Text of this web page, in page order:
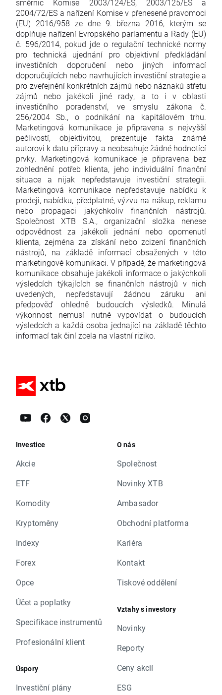
směrnic Komise 2003/124/ES, 2003/125/ES a
2004/72/ES a nařízení Komise v přenesené pravomoci
(EU) 2016/958 ze dne 9. března 2016, kterým se
doplňuje nařízení Evropského parlamentu a Rady (EU)
č. 596/2014, pokud jde o regulační technické normy
pro technická ujednání pro objektivní předkládání
investičních doporučení nebo jiných informací
doporučujících nebo navrhujících investiční strategie a
pro zveřejnění konkrétních zájmů nebo náznaků střetu
zájmů nebo jakékoli jiné rady, a to i v oblasti
investičního poradenství, ve smyslu zákona č.
256/2004 Sb., o podnikání na kapitálovém trhu.
Marketingová komunikace je připravena s nejvyšší
pečlivostí, objektivitou, prezentuje fakta známé
autorovi k datu přípravy a neobsahuje žádné hodnotící
prvky. Marketingová komunikace je připravena bez
zohlednění potřeb klienta, jeho individuální finanční
situace a nijak nepředstavuje investiční strategii.
Marketingová komunikace nepředstavuje nabídku k
prodeji, nabídku, předplatné, výzvu na nákup, reklamu
nebo propagaci jakýchkoliv finančních nástrojů.
Společnost XTB S.A., organizační složka nenese
odpovědnost za jakékoli jednání nebo opomenutí
klienta, zejména za získání nebo zcizení finančních
nástrojů, na základě informací obsažených v této
marketingové komunikaci. V případě, že marketingová
komunikace obsahuje jakékoli informace o jakýchkoli
výsledcích týkajících se finančních nástrojů v nich
uvedených, nepředstavují žádnou záruku ani
předpověď ohledně budoucích výsledků. Minulá
výkonnost nemusí nutně vypovídat o budoucích
výsledcích a každá osoba jednající na základě těchto
informací tak činí zcela na vlastní riziko.
Investice
Akcie
ETF
Komodity
Kryptoměny
Indexy
Forex
Opce
Účet a poplatky
Specifikace instrumentů
Profesionální klient
Úspory
Investiční plány
O nás
Společnost
Novinky XTB
Ambasador
Obchodní platforma
Kariéra
Kontakt
Tiskové oddělení
Vztahy s investory
Novinky
Reporty
Ceny akcií
ESG